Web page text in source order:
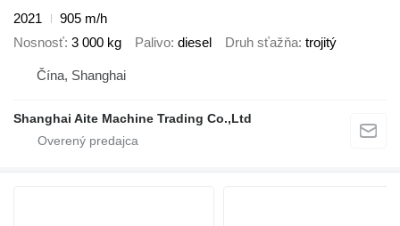
2021
905 m/h
Nosnosť 3 000 kg Palivo diesel Druh sťažňa trojitý
Čína, Shanghai
Shanghai Aite Machine Trading Co.,Ltd